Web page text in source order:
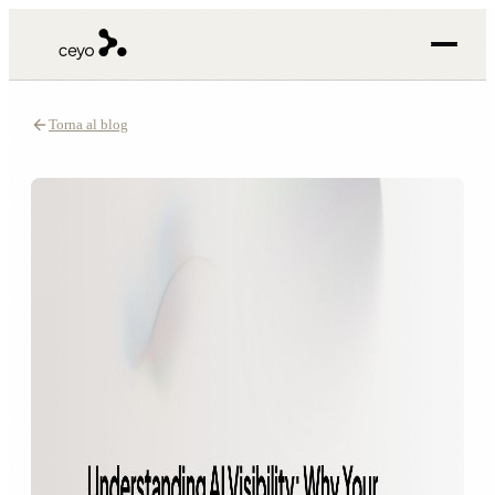
Torna al blog